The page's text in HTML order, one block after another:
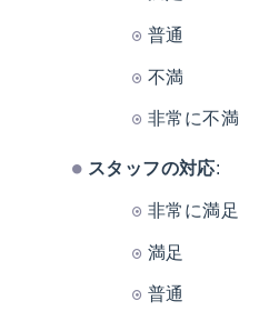
普通
不満
非常に不満
スタッフの対応:
非常に満足
満足
普通